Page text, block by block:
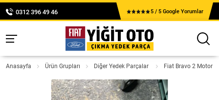
0312 396 49 46 5 / 5 Google Yorumlar
Anasayfa Ürün Grupları Diğer Yedek Parçalar Fiat Bravo 2 Motor